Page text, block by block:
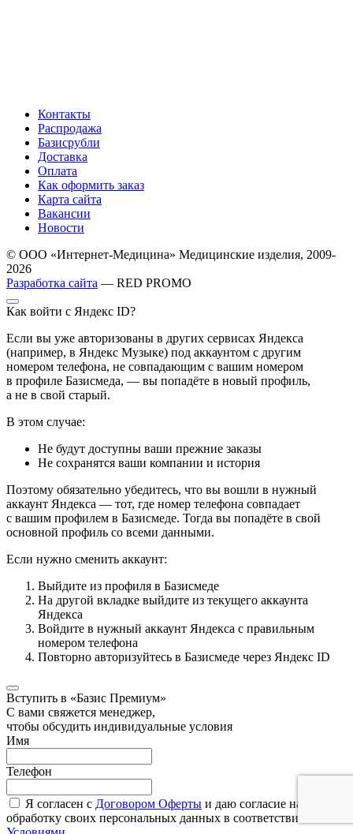
Контакты
Распродажа
Базисрубли
Доставка
Оплата
Как оформить заказ
Карта сайта
Вакансии
Новости
© ООО «Интернет-Медицина» Медицинские изделия, 2009-
2026
Разработка сайта — RED PROMO
Как войти с Яндекс ID?
Если вы уже авторизованы в других сервисах Яндекса
(например, в Яндекс Музыке) под аккаунтом с другим
номером телефона, не совпадающим с вашим номером
в профиле Базисмеда, — вы попадёте в новый профиль,
а не в свой старый.
В этом случае:
Не будут доступны ваши прежние заказы
Не сохранятся ваши компании и история
Поэтому обязательно убедитесь, что вы вошли в нужный
аккаунт Яндекса — тот, где номер телефона совпадает
с вашим профилем в Базисмеде. Тогда вы попадёте в свой
основной профиль со всеми данными.
Если нужно сменить аккаунт:
Выйдите из профиля в Базисмеде
На другой вкладке выйдите из текущего аккаунта
Яндекса
Войдите в нужный аккаунт Яндекса с правильным
номером телефона
Повторно авторизуйтесь в Базисмеде через Яндекс ID
Вступить в «Базис Премиум»
С вами свяжется менеджер,
чтобы обсудить индивидуальные условия
Имя
Телефон
Я согласен с Договором Оферты и даю согласие на
обработку своих персональных данных в соответствии с